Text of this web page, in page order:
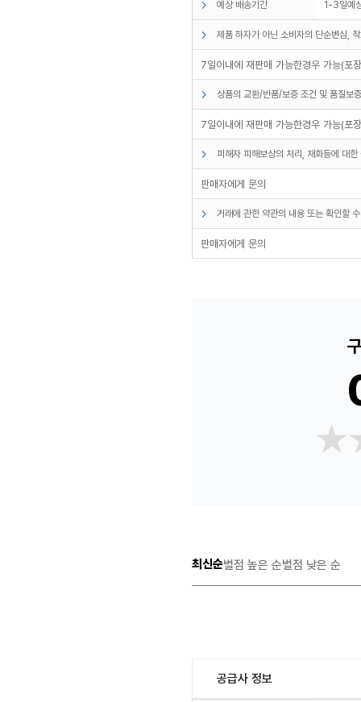
예상 배송기간 1-3일예
제품 하자가 아닌 소비자의 단순변심,
7일이내에 재판매 가능한경우 가능(포
상품의 교환/반품/보증 조건 및 품질보
7일이내에 재판매 가능한경우 가능(포
피해자 피해보상의 처리, 재화등에 대
판매자에게 문의
거래에 관한 약관의 내용 또는 확인할
판매자에게 문의
최신순별점 높은 순별점 낮은 순
공급사 정보